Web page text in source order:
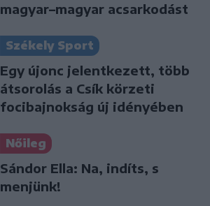
magyar–magyar acsarkodást
Székely Sport
Egy újonc jelentkezett, több
átsorolás a Csík körzeti
focibajnokság új idényében
Nőileg
Sándor Ella: Na, indíts, s
menjünk!